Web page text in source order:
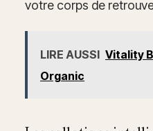
votre corps de
LIRE AUSSI Vitality
Organic